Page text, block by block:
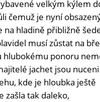
velkým kýlem
čemuž je nyní
na hladině přibližně
musí zůstat na
hlubokému ponoru
jachet jsou
kde je hloubka ještě
zašla tak daleko,